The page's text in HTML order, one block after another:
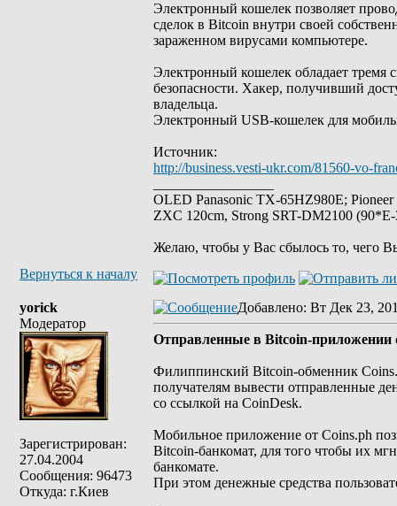
Электронный кошелек позволяет
сделок в Bitcoin внутри своей
зараженном вирусами компьютере.
Электронный кошелек обладает
безопасности. Хакер, получивший
владельца.
Электронный USB-кошелек для
Источник:
http://business.vesti-ukr.com/81560-vo-
OLED Panasonic TX-65HZ980E;
ZXC 120cm, Strong SRT-DM2100
Желаю, чтобы у Вас сбылось то, чего
Вернуться к началу
yorick
Модератор
Зарегистрирован:
27.04.2004
Сообщения: 96473
Откуда: г.Киев
Добавлено: Вт Дек 23,
Отправленные в Bitcoin-приложении
Филиппинский Bitcoin-обменник
получателям вывести отправленные
со ссылкой на CoinDesk.
Мобильное приложение от Coins.ph
Bitcoin-банкомат, для того чтобы их
банкомате.
При этом денежные средства